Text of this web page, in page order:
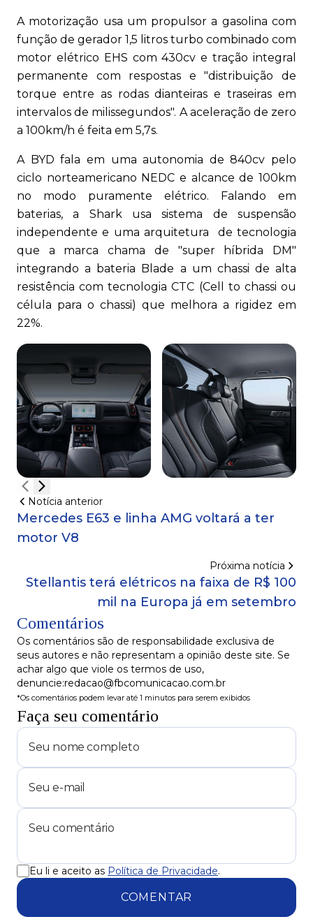
A motorização usa um propulsor a gasolina com
função de gerador 1,5 litros turbo combinado com
motor elétrico EHS com 430cv e tração integral
permanente com respostas e "distribuição de
torque entre as rodas dianteiras e traseiras em
intervalos de milissegundos". A aceleração de zero
a 100km/h é feita em 5,7s.
A BYD fala em uma autonomia de 840cv pelo
ciclo norteamericano NEDC e alcance de 100km
no modo puramente elétrico. Falando em
baterias, a Shark usa sistema de suspensão
independente e uma arquitetura de tecnologia
que a marca chama de "super híbrida DM"
integrando a bateria Blade a um chassi de alta
resistência com tecnologia CTC (Cell to chassi ou
célula para o chassi) que melhora a rigidez em
22%.
Notícia anterior
Mercedes E63 e linha AMG voltará a ter
motor V8
Próxima notícia
Stellantis terá elétricos na faixa de R$ 100
mil na Europa já em setembro
Comentários
Os comentários são de responsabilidade exclusiva de
seus autores e não representam a opinião deste site. Se
achar algo que viole os termos de uso,
denuncie:redacao@fbcomunicacao.com.br
*Os comentários podem levar até 1 minutos para serem exibidos
Faça seu comentário
Eu li e aceito as Política de Privacidade.
COMENTAR